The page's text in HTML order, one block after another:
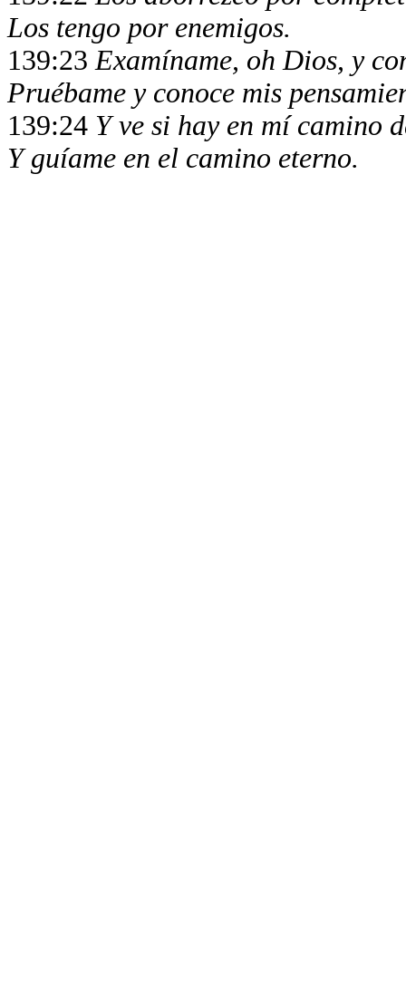
Los tengo por enemigos.
139:23Examíname, oh Dios, y
Pruébame y conoce mis
139:24 Y ve si hay en mí camino
Y guíame en el camino eterno.